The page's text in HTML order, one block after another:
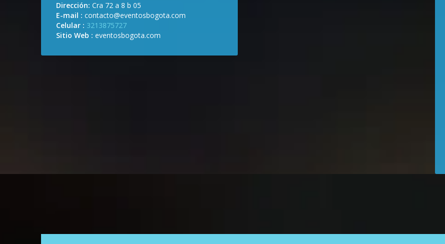
Dirección: Cra 72 a 8 b 05
E-mail : contacto@eventosbogota.com
Celular : 3213875727
Sitio Web : eventosbogota.com